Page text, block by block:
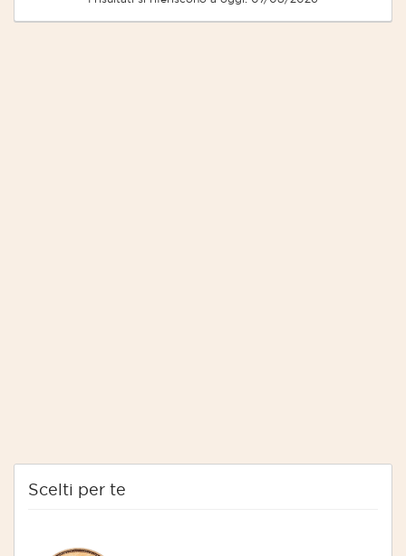
Scelti per te